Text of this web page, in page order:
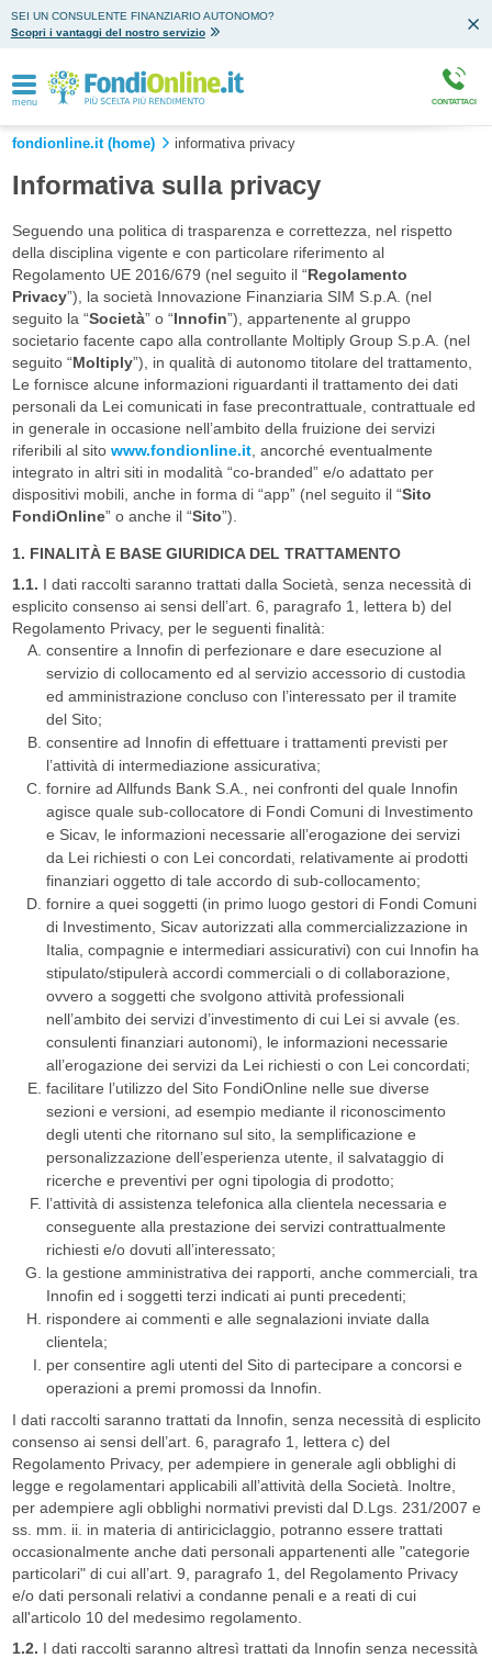
SEI UN CONSULENTE FINANZIARIO AUTONOMO?
Scopri i vantaggi del nostro servizio
menu CONTATTACI
fondionline.it (home) informativa privacy
Informativa sulla privacy
Seguendo una politica di trasparenza e correttezza, nel rispetto
della disciplina vigente e con particolare riferimento al
Regolamento UE 2016/679 (nel seguito il “Regolamento
Privacy”), la società Innovazione Finanziaria SIM S.p.A. (nel
seguito la “Società” o “Innofin”), appartenente al gruppo
societario facente capo alla controllante Moltiply Group S.p.A. (nel
seguito “Moltiply”), in qualità di autonomo titolare del trattamento,
Le fornisce alcune informazioni riguardanti il trattamento dei dati
personali da Lei comunicati in fase precontrattuale, contrattuale ed
in generale in occasione nell’ambito della fruizione dei servizi
riferibili al sito www.fondionline.it, ancorché eventualmente
integrato in altri siti in modalità “co-branded” e/o adattato per
dispositivi mobili, anche in forma di “app” (nel seguito il “Sito
FondiOnline” o anche il “Sito”).
1. FINALITÀ E BASE GIURIDICA DEL TRATTAMENTO
1.1. I dati raccolti saranno trattati dalla Società, senza necessità di
esplicito consenso ai sensi dell’art. 6, paragrafo 1, lettera b) del
Regolamento Privacy, per le seguenti finalità:
consentire a Innofin di perfezionare e dare esecuzione al
servizio di collocamento ed al servizio accessorio di custodia
ed amministrazione concluso con l’interessato per il tramite
del Sito;
consentire ad Innofin di effettuare i trattamenti previsti per
l’attività di intermediazione assicurativa;
fornire ad Allfunds Bank S.A., nei confronti del quale Innofin
agisce quale sub-collocatore di Fondi Comuni di Investimento
e Sicav, le informazioni necessarie all’erogazione dei servizi
da Lei richiesti o con Lei concordati, relativamente ai prodotti
finanziari oggetto di tale accordo di sub-collocamento;
fornire a quei soggetti (in primo luogo gestori di Fondi Comuni
di Investimento, Sicav autorizzati alla commercializzazione in
Italia, compagnie e intermediari assicurativi) con cui Innofin ha
stipulato/stipulerà accordi commerciali o di collaborazione,
ovvero a soggetti che svolgono attività professionali
nell’ambito dei servizi d’investimento di cui Lei si avvale (es.
consulenti finanziari autonomi), le informazioni necessarie
all’erogazione dei servizi da Lei richiesti o con Lei concordati;
facilitare l’utilizzo del Sito FondiOnline nelle sue diverse
sezioni e versioni, ad esempio mediante il riconoscimento
degli utenti che ritornano sul sito, la semplificazione e
personalizzazione dell’esperienza utente, il salvataggio di
ricerche e preventivi per ogni tipologia di prodotto;
l’attività di assistenza telefonica alla clientela necessaria e
conseguente alla prestazione dei servizi contrattualmente
richiesti e/o dovuti all’interessato;
la gestione amministrativa dei rapporti, anche commerciali, tra
Innofin ed i soggetti terzi indicati ai punti precedenti;
rispondere ai commenti e alle segnalazioni inviate dalla
clientela;
per consentire agli utenti del Sito di partecipare a concorsi e
operazioni a premi promossi da Innofin.
I dati raccolti saranno trattati da Innofin, senza necessità di esplicito
consenso ai sensi dell’art. 6, paragrafo 1, lettera c) del
Regolamento Privacy, per adempiere in generale agli obblighi di
legge e regolamentari applicabili all’attività della Società. Inoltre,
per adempiere agli obblighi normativi previsti dal D.Lgs. 231/2007 e
ss. mm. ii. in materia di antiriciclaggio, potranno essere trattati
occasionalmente anche dati personali appartenenti alle "categorie
particolari" di cui all’art. 9, paragrafo 1, del Regolamento Privacy
e/o dati personali relativi a condanne penali e a reati di cui
all'articolo 10 del medesimo regolamento.
1.2. I dati raccolti saranno altresì trattati da Innofin senza necessità